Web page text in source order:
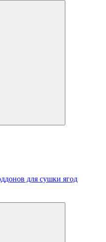
для сушки ягод